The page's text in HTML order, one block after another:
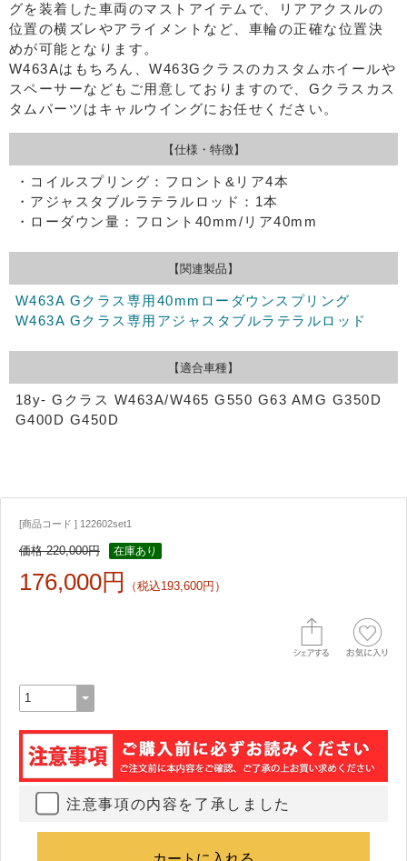
グを装着した車両のマストアイテムで、リアアクスルの
位置の横ズレやアライメントなど、車輪の正確な位置決
めが可能となります。
W463Aはもちろん、W463Gクラスのカスタムホイールや
スペーサーなどもご用意しておりますので、Gクラスカス
タムパーツはキャルウイングにお任せください。
【仕様・特徴】
・コイルスプリング：フロント&リア4本
・アジャスタブルラテラルロッド：1本
・ローダウン量：フロント40mm/リア40mm
【関連製品】
W463A Gクラス専用40mmローダウンスプリング
W463A Gクラス専用アジャスタブルラテラルロッド
【適合車種】
18y- Gクラス W463A/W465 G550 G63 AMG G350D
G400D G450D
[商品コード ] 122602set1
価格 220,000円 在庫あり
176,000円 （税込193,600円）
注意事項の内容を了承しました